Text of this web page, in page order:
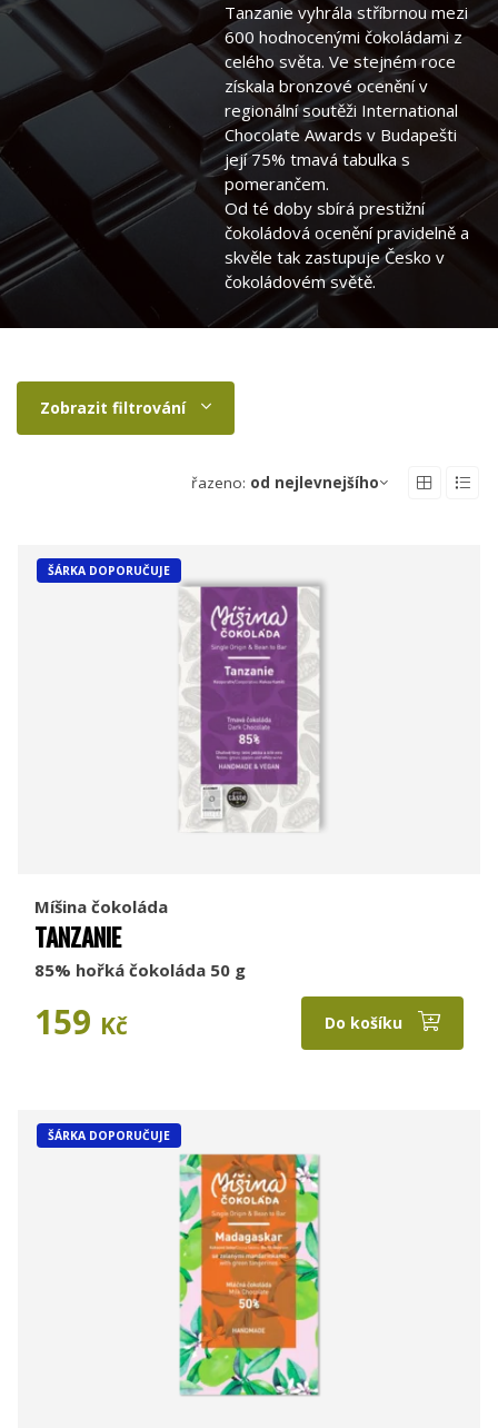
Tanzanie vyhrála stříbrnou mezi
600 hodnocenými čokoládami z
celého světa. Ve stejném roce
získala bronzové ocenění v
regionální soutěži International
Chocolate Awards v Budapešti
její 75% tmavá tabulka s
pomerančem.
Od té doby sbírá prestižní
čokoládová ocenění pravidelně a
skvěle tak zastupuje Česko v
čokoládovém světě.
Zobrazit filtrování
řazeno: od nejlevnejšího
ŠÁRKA DOPORUČUJE
Míšina čokoláda
TANZANIE
85% hořká čokoláda 50 g
159 Kč Do košíku
ŠÁRKA DOPORUČUJE